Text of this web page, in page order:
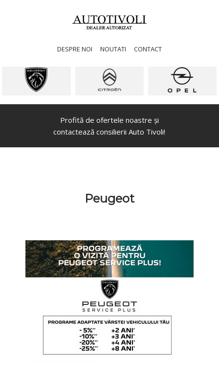
DESPRE NOI NOUTATI CONTACT
Profită de ofertele noastre și
contactează consilierii Auto Tivoli!
Peugeot